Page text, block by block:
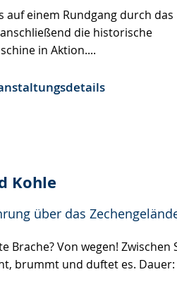
auf einem Rundgang durch das
die historische
in Aktion....
Kohle
über das
Brache? Von wegen! Zwischen
brummt und duftet es. Dauer: